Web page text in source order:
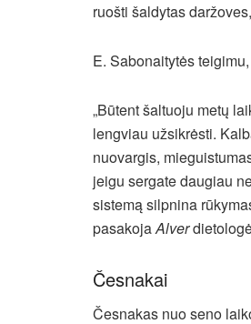
ruošti šaldytas
E. Sabonaitytės
„Būtent šaltuoju metų
lengviau užsikrėsti.
nuovargis,
jeigu sergate daugiau
sistemą silpnina
pasakojaAlver
Česnakai
Česnakas nuo seno